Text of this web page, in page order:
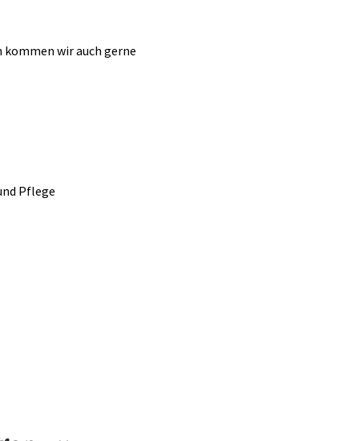
kommen wir auch gerne
Pflege